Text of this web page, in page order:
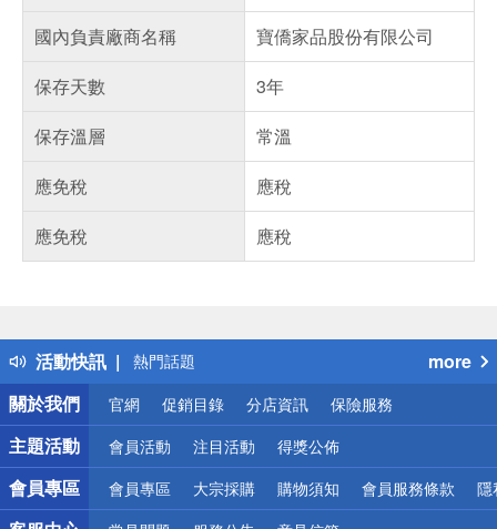
國內負責廠商名稱
寶僑家品股份有限公司
保存天數
3年
保存溫層
常溫
應免稅
應稅
應免稅
應稅
活動快訊
得獎公告
熱門話題
銀行優惠
偏遠地區配送
詐騙網頁！請小心！
more
關於我們
官網 促銷目錄 分店資訊 保險服務
主題活動 會員活動 注目活動 得獎公佈
會員專區 會員專區 大宗採購 購物須知 會員服務條款 隱